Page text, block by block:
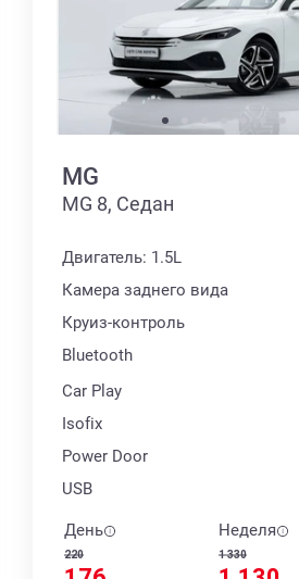
MG
MG 8, Седан
Двигатель: 1.5L
Камера заднего вида
Круиз-контроль
Bluetooth
Car Play
Isofix
Power Door
USB
День
220
Неделя
1 330